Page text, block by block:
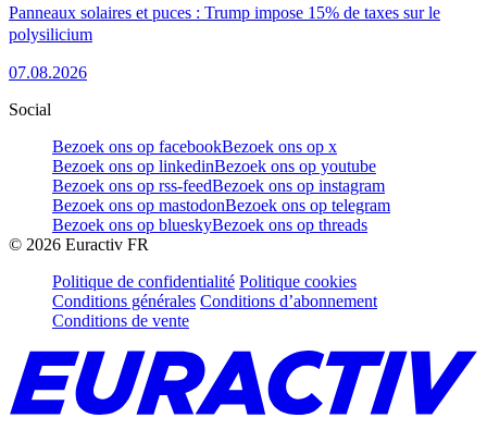
Panneaux solaires et puces : Trump impose 15% de taxes sur le
polysilicium
07.08.2026
Social
Bezoek ons op facebookBezoek ons op x
Bezoek ons op linkedinBezoek ons op youtube
Bezoek ons op rss-feedBezoek ons op instagram
Bezoek ons op mastodonBezoek ons op telegram
Bezoek ons op blueskyBezoek ons op threads
© 2026 Euractiv FR
Politique de confidentialité Politique cookies
Conditions générales Conditions d’abonnement
Conditions de vente